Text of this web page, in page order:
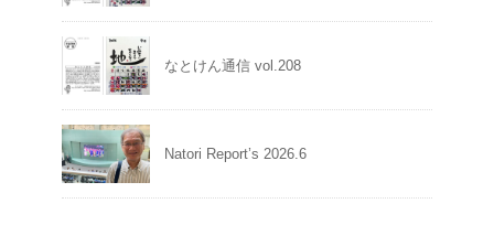
なとけん通信 vol.208
Natori Report’s 2026.6